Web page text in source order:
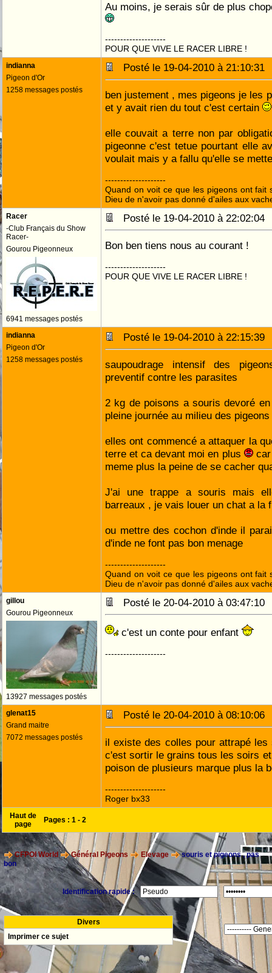
Au moins, je serais sûr de plus
--------------------
POUR QUE VIVE LE RACER LIBRE !
indianna
Pigeon d'Or
1258 messages postés
Posté le 19-04-2010 à
ben justement , mes pigeons je les
et y avait rien du tout c'est certain
elle couvait a terre non par
pigeonne c'est tetue pourtant elle
voulait mais y a fallu qu'elle se
--------------------
Quand on voit ce que les pigeons ont fait
Dieu de n'avoir pas donné d'ailes aux
Racer
-Club Français du Show
Racer-
Gourou Pigeonneux
6941 messages postés
Posté le 19-04-2010 à
Bon ben tiens nous au courant !
--------------------
POUR QUE VIVE LE RACER LIBRE !
indianna
Pigeon d'Or
1258 messages postés
Posté le 19-04-2010 à
saupoudrage intensif des
preventif contre les parasites
2 kg de poisons a souris devoré
pleine journée au milieu des
elles ont commencé a attaquer la
terre et ca devant moi en plus
car
meme plus la peine de se cacher
J'ai une trappe a souris mais
barreaux , je vais louer un chat a la
ou mettre des cochon d'inde il
d'inde ne font pas bon menage
--------------------
Quand on voit ce que les pigeons ont fait
Dieu de n'avoir pas donné d'ailes aux
gillou
Gourou Pigeonneux
13927 messages postés
Posté le 20-04-2010 à
c'est un conte pour enfant
--------------------
glenat15
Grand maitre
7072 messages postés
Posté le 20-04-2010 à
il existe des colles pour attrapé
c'est sortir le grains tous les soirs
poison de plusieurs marque plus la
--------------------
Roger bx33
Haut de
page
Pages : 1 - 2
CFPOI World Général Pigeons Elevage
souris et pigeons , pas
bon
Identification rapide :
Divers
Imprimer ce sujet